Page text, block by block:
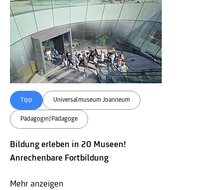
Tipp Universalmuseum Joanneum
Pädagogin/Pädagoge
Bildung erleben in 20 Museen!
Anrechenbare Fortbildung
Mehr anzeigen